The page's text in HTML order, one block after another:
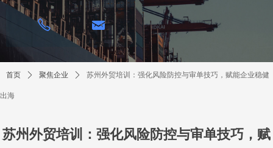
首页 ꄲ 聚焦企业 ꄲ 苏州外贸培训：强化风险防控与审单技巧，赋能企业稳健
出海
苏州外贸培训：强化风险防控与审单技巧，赋
ꂅ 낂